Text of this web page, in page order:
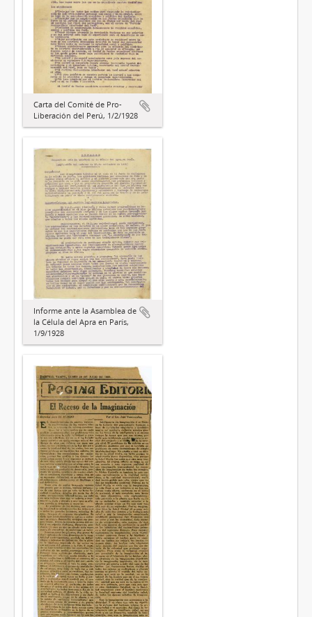
Carta del Comité de Pro-
Liberación del Perú, 1/2/1928
Informe ante la Asamblea de
la Célula del Apra en París,
1/9/1928